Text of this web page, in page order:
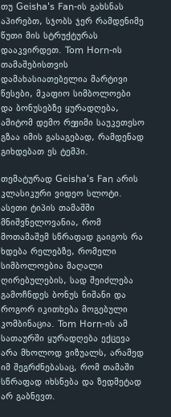
თუ Geisha's Fan-ის გახსნას
აპირებთ, სჯობს ჯერ რამდენიმე
წუთი მის სტრუქტურას
დააკვირდეთ. Tom Horn-ის
თამაშებისთვის
დამახასიათებელია მარტივი
წესები, მკაფიო სიმბოლოები
და ბონუსებზე ყურადღება,
ამიტომ დემო რეჟიმი საუკეთესო
გზაა იმის გასაგებად, რამდენად
გიხდებათ ეს ტემპი.
თემატურად Geisha's Fan არის
კლასიკური ვიდეო სლოტი.
ასეთი ტიპის თამაშში
მნიშვნელოვანია, რომ
მოთამაშემ სწრაფად გაიგოს რა
ხდება რელებზე, რომელი
სიმბოლოებია მაღალი
ღირებულების, სად შეიძლება
გამოჩნდეს ბონუს ნიშანი და
როგორ იკითხება მოგებული
კომბინაცია. Tom Horn-ის ამ
სათაურში ყურადღება ექცევა
არა მხოლოდ ვიზუალს, არამედ
იმ შეგრძნებასაც, რომ თამაში
სწრაფად იხსნება და ზედმეტად
არ გაბნევთ.